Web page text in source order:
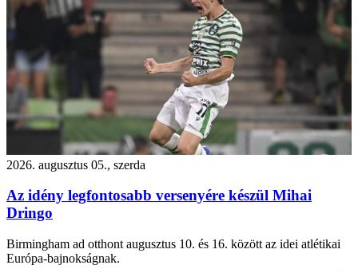
2026. augusztus 05., szerda
Az idény legfontosabb versenyére készül Mihai
Dringo
Birmingham ad otthont augusztus 10. és 16. között az idei atlétikai
Európa-bajnokságnak.